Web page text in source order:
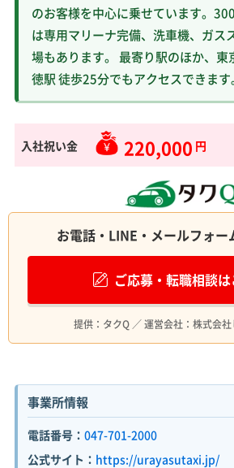
のお客様を中心に乗せています。
は専用マリーナ完備、洗車機、ガス
場もあります。 最寄り駅のほか、東
徳駅 徒歩25分でもアクセスできます。
入社祝い金 220,000 円
お電話・LINE・メールフォー
ご応募・転職相談は
提供：タクQ ／ 運営会社：株式会
事業所情報
電話番号： 047-701-2000
公式サイト： https://urayasutaxi.jp/